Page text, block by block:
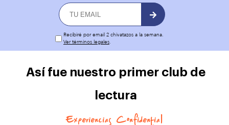
Recibiré por email 2 chivatazos a la semana.
Ver términos legales.
Así fue nuestro primer club de
lectura
Experiencias Confidential